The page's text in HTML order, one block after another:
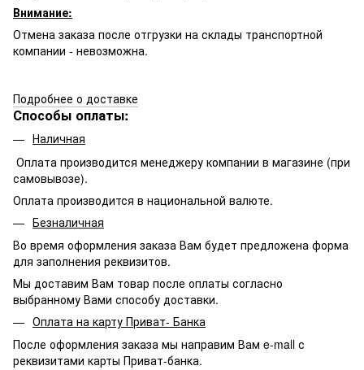
Внимание:
Отмена заказа после отгрузки на склады транспортной
компании - невозможна.
Подробнее о доставке
Способы оплаты:
Наличная
Оплата производится менеджеру компании в магазине (при
самовывозе).
Оплата производится в национальной валюте.
Безналичная
Во время оформления заказа Вам будет предложена форма
для заполнения реквизитов.
Мы доставим Вам товар после оплаты согласно
выбранному Вами способу доставки.
Оплата на карту Приват- Банка
После оформления заказа мы направим Вам e-mall с
реквизитами карты Приват-банка.